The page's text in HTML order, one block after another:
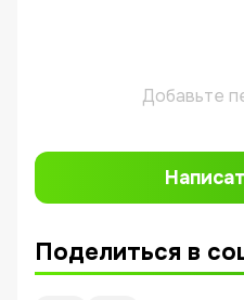
Добавьте
Поделиться в